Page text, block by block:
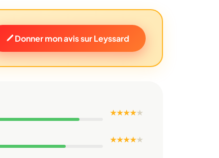
Donner mon avis sur Leyssard
★ ★ ★ ★★
★ ★ ★ ★★